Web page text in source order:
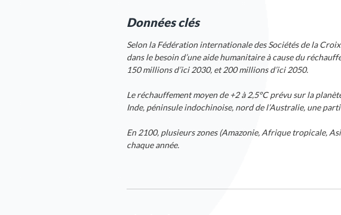
Données clés
Selon la Fédération internationale des Sociétés de la
dans le besoin d’une aide humanitaire à cause du
150 millions d’ici 2030, et 200 millions d’ici 2050.
Le réchauffement moyen de +2 à 2,5°C prévu sur la
Inde, péninsule indochinoise, nord de l’Australie, une
En 2100, plusieurs zones (Amazonie, Afrique tropicale,
chaque année.